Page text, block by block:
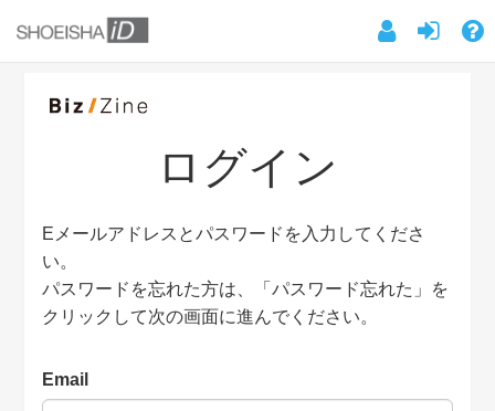
ログイン
Eメールアドレスとパスワードを入力してくださ
い。
パスワードを忘れた方は、「パスワード忘れた」を
クリックして次の画面に進んでください。
Email